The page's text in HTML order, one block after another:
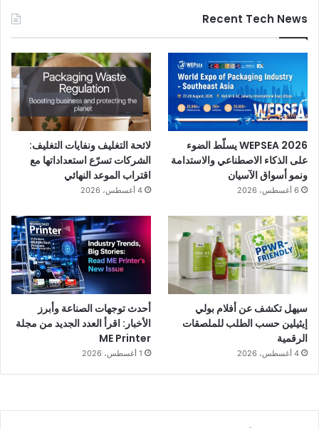
Recent Tech News
WEPSEA 2026 يسلّط الضوء
على الذكاء الاصطناعي والاستدامة
ونمو أسواق الآسيان
6 أغسطس، 2026
لائحة التغليف ونفايات التغليف:
الشركات تسرّع استعداداتها مع
اقتراب الموعد النهائي
4 أغسطس، 2026
سيهل تكشف عن أفلام بولي
إيثيلين حسب الطلب للملصقات
الرقمية
4 أغسطس، 2026
أحدث توجهات الصناعة وأبرز
الأخبار: اقرأ العدد الجديد من مجلة
ME Printer
1 أغسطس، 2026